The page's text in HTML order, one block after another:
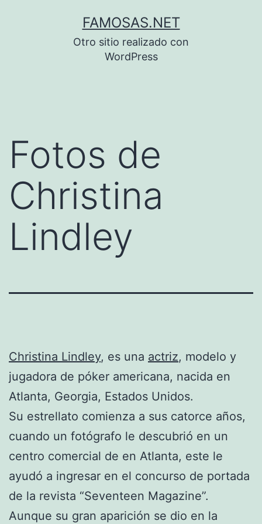
FAMOSAS.NET
Otro sitio realizado con
WordPress
Fotos de
Christina
Lindley
Christina Lindley, es una actriz, modelo y
jugadora de póker americana, nacida en
Atlanta, Georgia, Estados Unidos.
Su estrellato comienza a sus catorce años,
cuando un fotógrafo le descubrió en un
centro comercial de en Atlanta, este le
ayudó a ingresar en el concurso de portada
de la revista “Seventeen Magazine”.
Aunque su gran aparición se dio en la